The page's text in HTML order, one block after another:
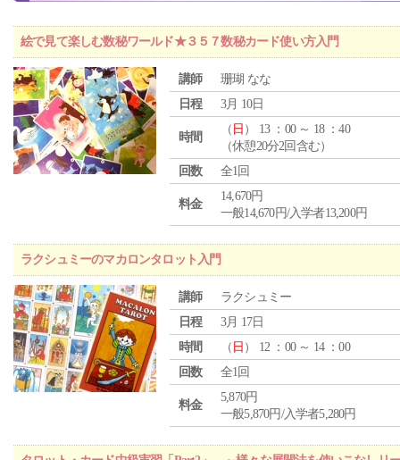
絵で見て楽しむ数秘ワールド★３５７数秘カード使い方入門
講師
珊瑚 なな
日程
3月 10日
時間
（ 日 ） 13 ：00 ～ 18 ：40
（休憩20分2回含む）
回数
全1回
料金
14,670円
一般14,670円/入学者13,200円
ラクシュミーのマカロンタロット入門
講師
ラクシュミー
日程
3月 17日
時間
（ 日 ） 12 ：00 ～ 14 ：00
回数
全1回
料金
5,870円
一般5,870円/入学者5,280円